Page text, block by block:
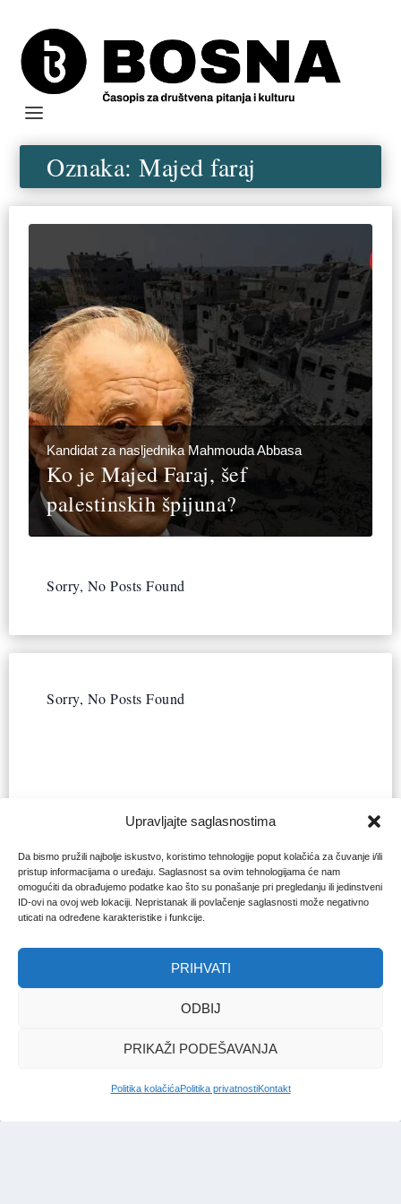
Upravljajte saglasnostima
Da bismo pružili najbolje iskustvo, koristimo tehnologije poput kolačića za čuvanje i/ili
pristup informacijama o uređaju. Saglasnost sa ovim tehnologijama će nam
omogućiti da obrađujemo podatke kao što su ponašanje pri pregledanju ili jedinstveni
ID-ovi na ovoj web lokaciji. Nepristanak ili povlačenje saglasnosti može negativno
uticati na određene karakteristike i funkcije.
PRIHVATI
ODBIJ
PRIKAŽI PODEŠAVANJA
Politika kolačićaPolitika privatnostiKontakt
Oznaka:Majed faraj
Kandidat za nasljednika Mahmouda Abbasa
Ko je Majed Faraj, šef
palestinskih špijuna?
Sorry, No Posts Found
Sorry, No Posts Found